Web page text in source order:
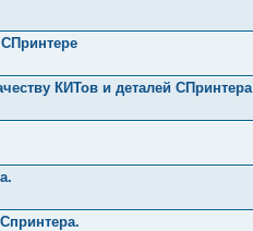
КИТов и деталей СПринтера